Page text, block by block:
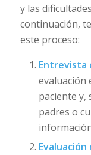
y las
continuación,
este proceso:
Entrevista
evaluación
paciente y,
padres o